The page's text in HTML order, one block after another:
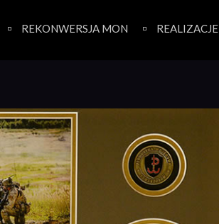
REKONWERSJA MON REALIZACJE